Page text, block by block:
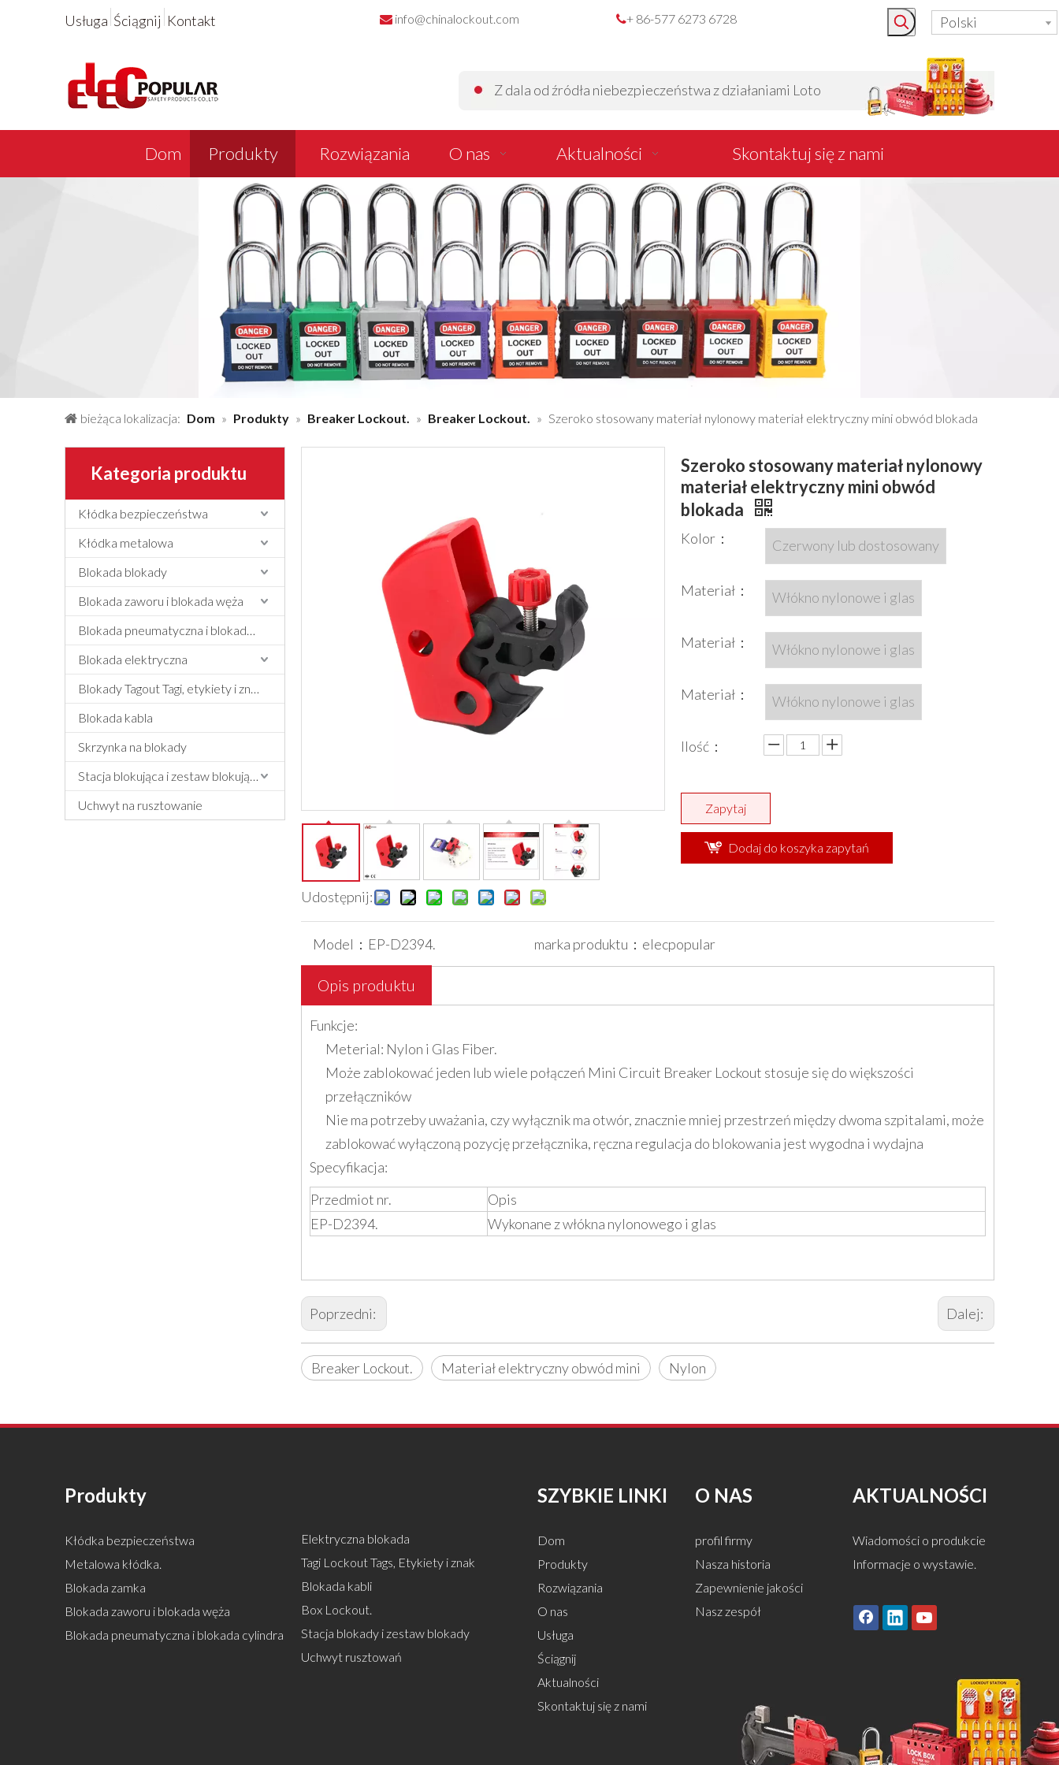
Usługa Ściągnij Kontakt  info@chinalockout.com + 86-577 6273 6728 Polski
Z dala od źródła niebezpieczeństwa z działaniami Loto
Dom Produkty Rozwiązania O nas Aktualności Skontaktuj się z nami
bieżąca lokalizacja: Dom » Produkty » Breaker Lockout. » Breaker Lockout. » Szeroko stosowany materiał nylonowy materiał elektryczny mini obwód blokada
Kategoria produktu
Kłódka bezpieczeństwa
Kłódka metalowa
Blokada blokady
Blokada zaworu i blokada węża
Blokada pneumatyczna i blokada cylindra
Blokada elektryczna
Blokady Tagout Tagi, etykiety i znak
Blokada kabla
Skrzynka na blokady
Stacja blokująca i zestaw blokujący
Uchwyt na rusztowanie
Udostępnij:
Szeroko stosowany materiał nylonowy
materiał elektryczny mini obwód
blokada
Kolor： Czerwony lub dostosowany
Materiał： Włókno nylonowe i glas
Materiał： Włókno nylonowe i glas
Materiał： Włókno nylonowe i glas
Ilość：
Zapytaj
Dodaj do koszyka zapytań
Model： EP-D2394. marka produktu： elecpopular
Opis produktu
Funkcje:
Meterial: Nylon i Glas Fiber.
Może zablokować jeden lub wiele połączeń Mini Circuit Breaker Lockout stosuje się do większości
przełączników
Nie ma potrzeby uważania, czy wyłącznik ma otwór, znacznie mniej przestrzeń między dwoma szpitalami, może
zablokować wyłączoną pozycję przełącznika, ręczna regulacja do blokowania jest wygodna i wydajna
Specyfikacja:
Przedmiot nr.
Opis
EP-D2394.
Wykonane z włókna nylonowego i glas
Poprzedni: Dalej:
Breaker Lockout. Materiał elektryczny obwód mini Nylon
Produkty
Kłódka bezpieczeństwa
Metalowa kłódka.
Blokada zamka
Blokada zaworu i blokada węża
Blokada pneumatyczna i blokada cylindra
Elektryczna blokada
Tagi Lockout Tags, Etykiety i znak
Blokada kabli
Box Lockout.
Stacja blokady i zestaw blokady
Uchwyt rusztowań
SZYBKIE LINKI
Dom
Produkty
Rozwiązania
O nas
Usługa
Ściągnij
Aktualności
Skontaktuj się z nami
O NAS
profil firmy
Nasza historia
Zapewnienie jakości
Nasz zespół
AKTUALNOŚCI
Wiadomości o produkcie
Informacje o wystawie.